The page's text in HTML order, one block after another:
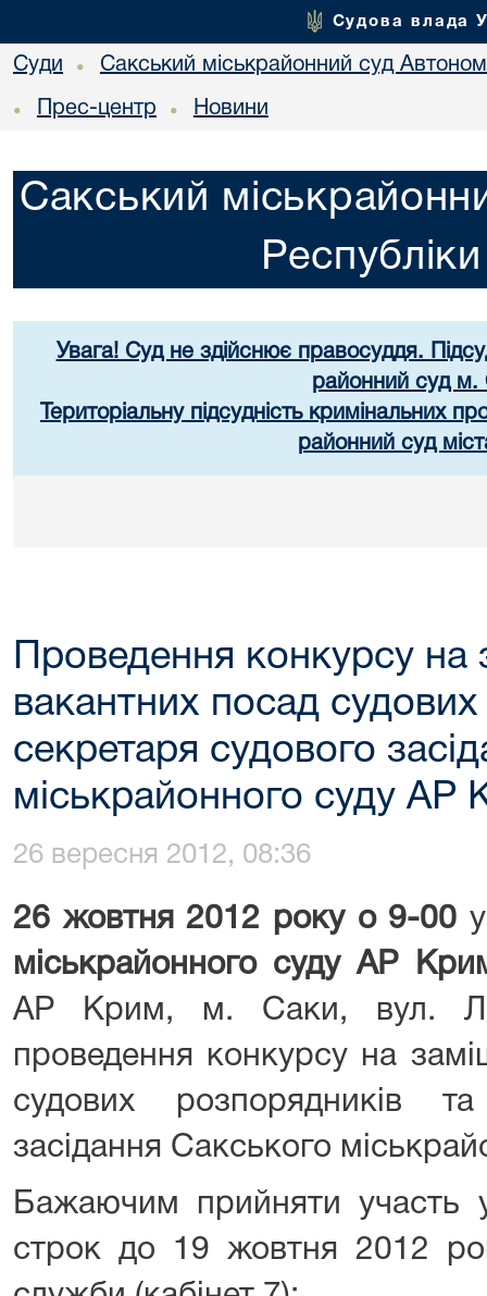
Судова влада
Суди • Сакський міськрайонний суд
• Прес-центр • Новини
Сакський
Увага! Суд не здійснює правосуддя.
районний суд м.
Територіальну підсудність кримінальних
районний суд
Проведення конкурсу на
вакантних посад
секретаря судового
міськрайонного суду АР
26 вересня 2012, 08:36
26 жовтня 2012 року о 9-00
міськрайонного суду АР
АР Крим, м. Саки, вул.
проведення конкурсу на
судових розпорядників
засідання Сакського
Бажаючим прийняти участь
строк до 19 жовтня 2012